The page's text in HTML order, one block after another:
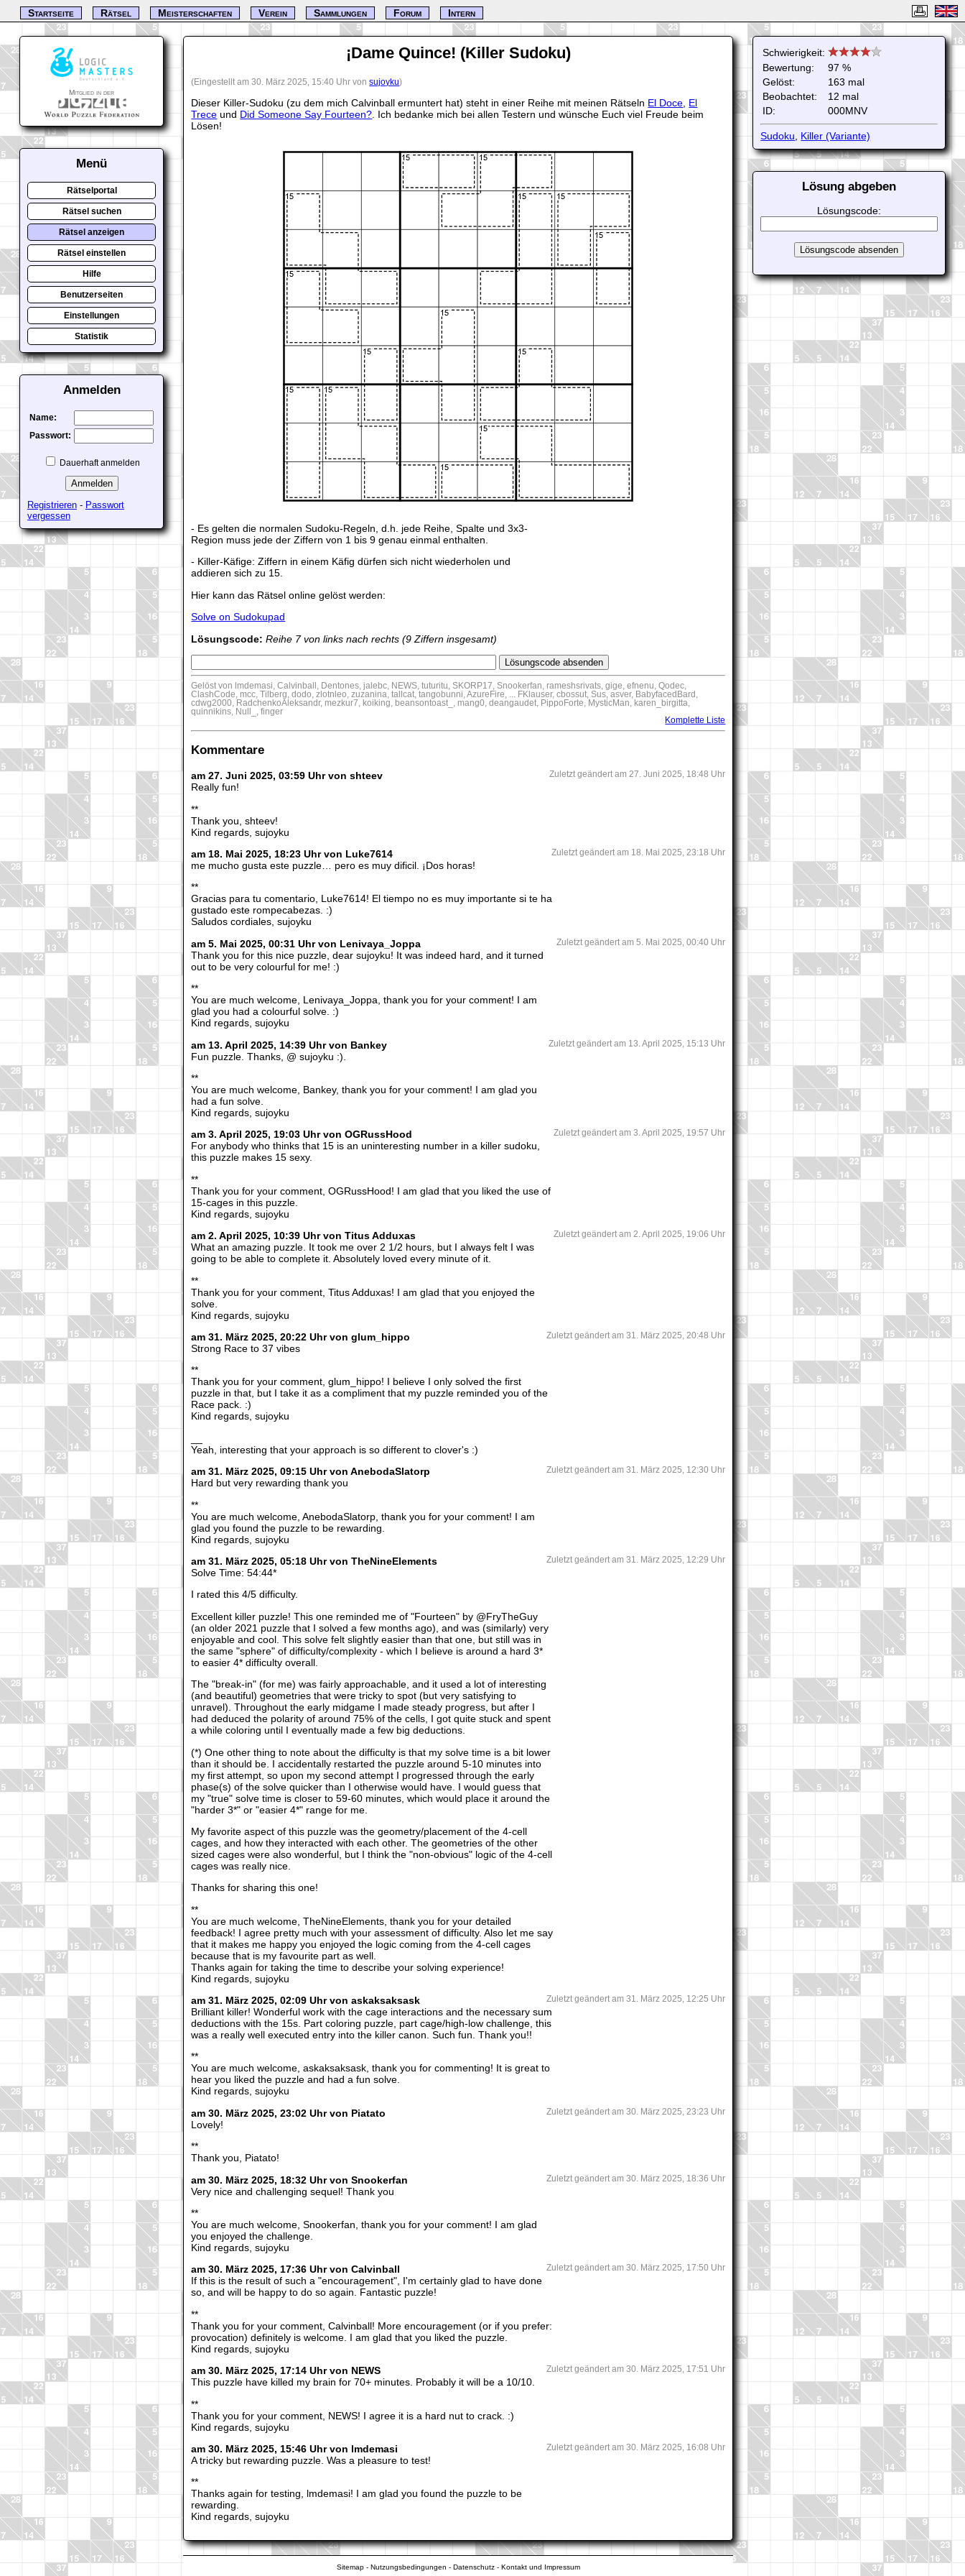
¡Dame Quince! (Killer Sudoku)
(Eingestellt am 30. März 2025, 15:40 Uhr vonsujoyku)
Dieser Killer-Sudoku (zu dem mich Calvinball ermuntert hat) steht in einer Reihe mit meinen Rätseln El Doce, El
Trece und Did Someone Say Fourteen?. Ich bedanke mich bei allen Testern und wünsche Euch viel Freude beim
Lösen!
- Es gelten die normalen Sudoku-Regeln, d.h. jede Reihe, Spalte und 3x3-
Region muss jede der Ziffern von 1 bis 9 genau einmal enthalten.
- Killer-Käfige: Ziffern in einem Käfig dürfen sich nicht wiederholen und
addieren sich zu 15.
Hier kann das Rätsel online gelöst werden:
Solve on Sudokupad
Lösungscode: Reihe 7 von links nach rechts (9 Ziffern insgesamt)
Gelöst von lmdemasi, Calvinball, Dentones, jalebc, NEWS, tuturitu, SKORP17, Snookerfan, rameshsrivats, gige, efnenu, Qodec,
ClashCode, mcc, Tilberg, dodo, zlotnleo, zuzanina, tallcat, tangobunni, AzureFire, ... FKlauser, cbossut, Sus, asver, BabyfacedBard,
cdwg2000, RadchenkoAleksandr, mezkur7, koiking, beansontoast_, mang0, deangaudet, PippoForte, MysticMan, karen_birgitta,
quinnikins, Null_, finger
Komplette Liste
Kommentare
Zuletzt geändert am 27. Juni 2025, 18:48 Uhr
am 27. Juni 2025, 03:59 Uhr von shteev
Really fun!
**
Thank you, shteev!
Kind regards, sujoyku
Zuletzt geändert am 18. Mai 2025, 23:18 Uhr
am 18. Mai 2025, 18:23 Uhr von Luke7614
me mucho gusta este puzzle… pero es muy dificil. ¡Dos horas!
**
Gracias para tu comentario, Luke7614! El tiempo no es muy importante si te ha
gustado este rompecabezas. :)
Saludos cordiales, sujoyku
Zuletzt geändert am 5. Mai 2025, 00:40 Uhr
am 5. Mai 2025, 00:31 Uhr von Lenivaya_Joppa
Thank you for this nice puzzle, dear sujoyku! It was indeed hard, and it turned
out to be very colourful for me! :)
**
You are much welcome, Lenivaya_Joppa, thank you for your comment! I am
glad you had a colourful solve. :)
Kind regards, sujoyku
Zuletzt geändert am 13. April 2025, 15:13 Uhr
am 13. April 2025, 14:39 Uhr von Bankey
Fun puzzle. Thanks, @ sujoyku :).
**
You are much welcome, Bankey, thank you for your comment! I am glad you
had a fun solve.
Kind regards, sujoyku
Zuletzt geändert am 3. April 2025, 19:57 Uhr
am 3. April 2025, 19:03 Uhr von OGRussHood
For anybody who thinks that 15 is an uninteresting number in a killer sudoku,
this puzzle makes 15 sexy.
**
Thank you for your comment, OGRussHood! I am glad that you liked the use of
15-cages in this puzzle.
Kind regards, sujoyku
Zuletzt geändert am 2. April 2025, 19:06 Uhr
am 2. April 2025, 10:39 Uhr von Titus Adduxas
What an amazing puzzle. It took me over 2 1/2 hours, but I always felt I was
going to be able to complete it. Absolutely loved every minute of it.
**
Thank you for your comment, Titus Adduxas! I am glad that you enjoyed the
solve.
Kind regards, sujoyku
Zuletzt geändert am 31. März 2025, 20:48 Uhr
am 31. März 2025, 20:22 Uhr von glum_hippo
Strong Race to 37 vibes
**
Thank you for your comment, glum_hippo! I believe I only solved the first
puzzle in that, but I take it as a compliment that my puzzle reminded you of the
Race pack. :)
Kind regards, sujoyku
Yeah, interesting that your approach is so different to clover's :)
Zuletzt geändert am 31. März 2025, 12:30 Uhr
am 31. März 2025, 09:15 Uhr von AnebodaSlatorp
Hard but very rewarding thank you
**
You are much welcome, AnebodaSlatorp, thank you for your comment! I am
glad you found the puzzle to be rewarding.
Kind regards, sujoyku
Zuletzt geändert am 31. März 2025, 12:29 Uhr
am 31. März 2025, 05:18 Uhr von TheNineElements
Solve Time: 54:44*
I rated this 4/5 difficulty.
Excellent killer puzzle! This one reminded me of "Fourteen" by @FryTheGuy
(an older 2021 puzzle that I solved a few months ago), and was (similarly) very
enjoyable and cool. This solve felt slightly easier than that one, but still was in
the same "sphere" of difficulty/complexity - which I believe is around a hard 3*
to easier 4* difficulty overall.
The "break-in" (for me) was fairly approachable, and it used a lot of interesting
(and beautiful) geometries that were tricky to spot (but very satisfying to
unravel). Throughout the early midgame I made steady progress, but after I
had deduced the polarity of around 75% of the cells, I got quite stuck and spent
a while coloring until I eventually made a few big deductions.
(*) One other thing to note about the difficulty is that my solve time is a bit lower
than it should be. I accidentally restarted the puzzle around 5-10 minutes into
my first attempt, so upon my second attempt I progressed through the early
phase(s) of the solve quicker than I otherwise would have. I would guess that
my "true" solve time is closer to 59-60 minutes, which would place it around the
"harder 3*" or "easier 4*" range for me.
My favorite aspect of this puzzle was the geometry/placement of the 4-cell
cages, and how they interacted with each other. The geometries of the other
sized cages were also wonderful, but I think the "non-obvious" logic of the 4-cell
cages was really nice.
Thanks for sharing this one!
**
You are much welcome, TheNineElements, thank you for your detailed
feedback! I agree pretty much with your assessment of difficulty. Also let me say
that it makes me happy you enjoyed the logic coming from the 4-cell cages
because that is my favourite part as well.
Thanks again for taking the time to describe your solving experience!
Kind regards, sujoyku
Zuletzt geändert am 31. März 2025, 12:25 Uhr
am 31. März 2025, 02:09 Uhr von askaksaksask
Brilliant killer! Wonderful work with the cage interactions and the necessary sum
deductions with the 15s. Part coloring puzzle, part cage/high-low challenge, this
was a really well executed entry into the killer canon. Such fun. Thank you!!
**
You are much welcome, askaksaksask, thank you for commenting! It is great to
hear you liked the puzzle and had a fun solve.
Kind regards, sujoyku
Zuletzt geändert am 30. März 2025, 23:23 Uhr
am 30. März 2025, 23:02 Uhr von Piatato
Lovely!
**
Thank you, Piatato!
Zuletzt geändert am 30. März 2025, 18:36 Uhr
am 30. März 2025, 18:32 Uhr von Snookerfan
Very nice and challenging sequel! Thank you
**
You are much welcome, Snookerfan, thank you for your comment! I am glad
you enjoyed the challenge.
Kind regards, sujoyku
Zuletzt geändert am 30. März 2025, 17:50 Uhr
am 30. März 2025, 17:36 Uhr von Calvinball
If this is the result of such a "encouragement", I'm certainly glad to have done
so, and will be happy to do so again. Fantastic puzzle!
**
Thank you for your comment, Calvinball! More encouragement (or if you prefer:
provocation) definitely is welcome. I am glad that you liked the puzzle.
Kind regards, sujoyku
Zuletzt geändert am 30. März 2025, 17:51 Uhr
am 30. März 2025, 17:14 Uhr von NEWS
This puzzle have killed my brain for 70+ minutes. Probably it will be a 10/10.
**
Thank you for your comment, NEWS! I agree it is a hard nut to crack. :)
Kind regards, sujoyku
Zuletzt geändert am 30. März 2025, 16:08 Uhr
am 30. März 2025, 15:46 Uhr von lmdemasi
A tricky but rewarding puzzle. Was a pleasure to test!
**
Thanks again for testing, lmdemasi! I am glad you found the puzzle to be
rewarding.
Kind regards, sujoyku
Schwierigkeit:
Bewertung:
97 %
Gelöst:
163 mal
Beobachtet:
12 mal
ID:
000MNV
Sudoku, Killer (Variante)
Lösung abgeben
Lösungscode:
Startseite Rätsel Meisterschaften Verein Sammlungen Forum Intern
Mitglied in der
Menü
Rätselportal
Rätsel suchen
Rätsel anzeigen
Rätsel einstellen
Hilfe
Benutzerseiten
Einstellungen
Statistik
Anmelden
Name:
Passwort:
Dauerhaft anmelden
Registrieren- Passwort
vergessen
Sitemap- Nutzungsbedingungen - Datenschutz- Kontakt und Impressum